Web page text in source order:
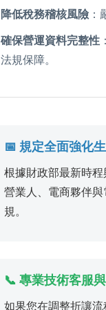
降低稅務稽核風險
確保營運資料完整性
法規保障。
📅 規定全面強化
根據財政部最新時
營業人、電商夥伴
規。
📞 專業技術客服
如果您在調整折讓